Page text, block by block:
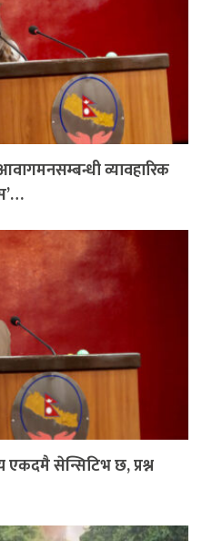
व्यावहारिक
सेन्सिटिभ छ, प्रश्न